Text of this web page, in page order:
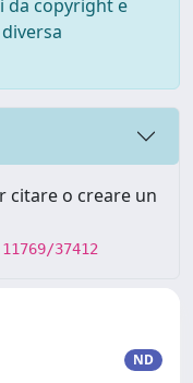
da copyright e
citare o creare un
37412
ND